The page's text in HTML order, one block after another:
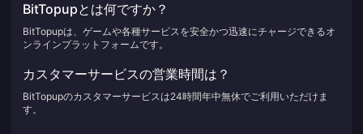
BitTopupとは何ですか？
BitTopupは、ゲームや各種サービスを安全かつ迅速にチャージできるオ
ンラインプラットフォームです。
カスタマーサービスの営業時間は？
BitTopupのカスタマーサービスは24時間年中無休でご利用いただけま
す。